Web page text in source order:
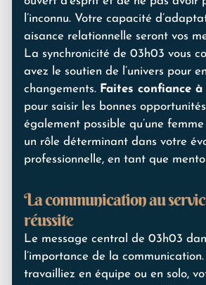
l’inconnu. Votre capacité
aisance relationnelle seront vos
La synchronicité de 03h03 vous
avez le soutien de l’univers pour
changements. Faites confiance
pour saisir les bonnes
également possible qu’une
un rôle déterminant dans votre
professionnelle, en tant que
La communication au
réussite
Le message central de 03h03
l’importance de la
travailliez en équipe ou en solo,